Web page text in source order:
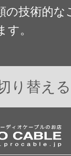
技術的な
。
り替える